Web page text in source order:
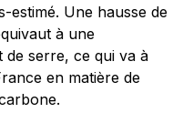
estimé. Une hausse de
à une
de serre, ce qui va à
en matière de